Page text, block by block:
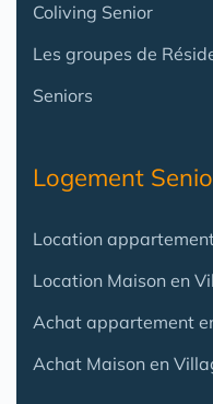
Coliving Senior
Les groupes de
Seniors
Logement
Location
Location Maison en
Achat appartement
Achat Maison en